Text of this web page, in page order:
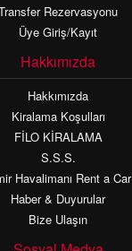
Rezervasyonu
Üye Giriş/Kayıt
Hakkımızda
Hakkımızda
Kiralama Koşulları
FİLO KİRALAMA
S.S.S.
Havalimanı Rent a Car
Haber & Duyurular
Bize Ulaşın